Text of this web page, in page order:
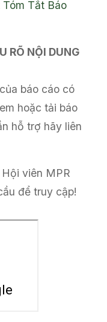
Tóm Tắt Báo
RÕ NỘI DUNG
báo cáo có
hoặc tải báo
hỗ trợ hãy liên
viên MPR
để truy cập!